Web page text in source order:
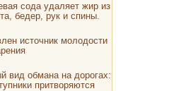
сода удаляет жир из
бедер, рук и спины.
источник молодости
вид обмана на дорогах:
притворяются